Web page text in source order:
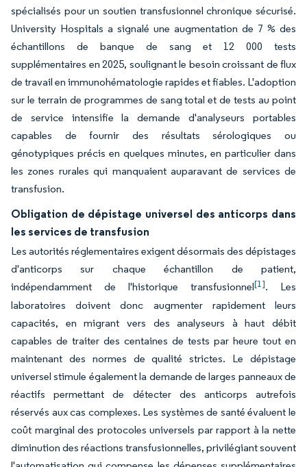
spécialisés pour un soutien transfusionnel chronique sécurisé.
University Hospitals a signalé une augmentation de 7 % des
échantillons de banque de sang et 12 000 tests
supplémentaires en 2025, soulignant le besoin croissant de flux
de travail en immunohématologie rapides et fiables. L'adoption
sur le terrain de programmes de sang total et de tests au point
de service intensifie la demande d'analyseurs portables
capables de fournir des résultats sérologiques ou
génotypiques précis en quelques minutes, en particulier dans
les zones rurales qui manquaient auparavant de services de
transfusion.
Obligation de dépistage universel des anticorps dans
les services de transfusion
Les autorités réglementaires exigent désormais des dépistages
d'anticorps sur chaque échantillon de patient,
indépendamment de l'historique transfusionnel[1]. Les
laboratoires doivent donc augmenter rapidement leurs
capacités, en migrant vers des analyseurs à haut débit
capables de traiter des centaines de tests par heure tout en
maintenant des normes de qualité strictes. Le dépistage
universel stimule également la demande de larges panneaux de
réactifs permettant de détecter des anticorps autrefois
réservés aux cas complexes. Les systèmes de santé évaluent le
coût marginal des protocoles universels par rapport à la nette
diminution des réactions transfusionnelles, privilégiant souvent